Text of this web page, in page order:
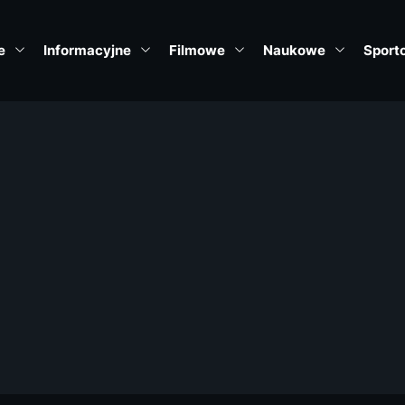
Informacyjne Filmowe Naukowe